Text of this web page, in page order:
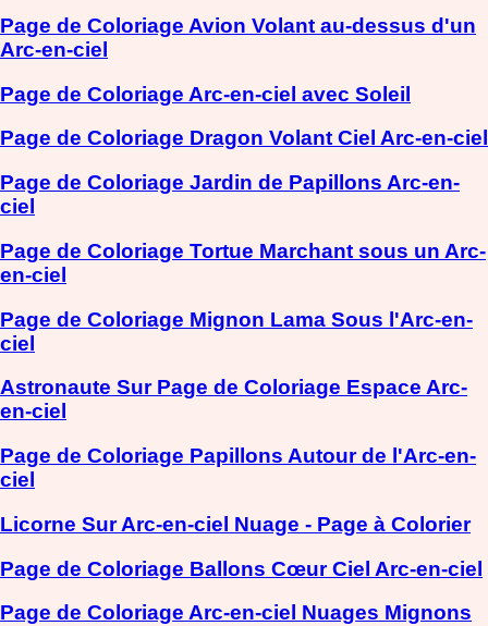
Page de Coloriage Avion Volant au-dessus d'un
Arc-en-ciel
Page de Coloriage Arc-en-ciel avec Soleil
Page de Coloriage Dragon Volant Ciel Arc-en-ciel
Page de Coloriage Jardin de Papillons Arc-en-
ciel
Page de Coloriage Tortue Marchant sous un Arc-
en-ciel
Page de Coloriage Mignon Lama Sous l'Arc-en-
ciel
Astronaute Sur Page de Coloriage Espace Arc-
en-ciel
Page de Coloriage Papillons Autour de l'Arc-en-
ciel
Licorne Sur Arc-en-ciel Nuage - Page à Colorier
Page de Coloriage Ballons Cœur Ciel Arc-en-ciel
Page de Coloriage Arc-en-ciel Nuages Mignons